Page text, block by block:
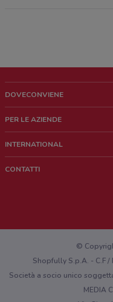
DOVECONVIENE
Chi siamo
Lavora con noi
PER LE AZIENDE
Richieste commerciali e
INTERNATIONAL
CONTATTI
Hai un malfunzionamento sul
©
Shopfully S.p.A. - C.F /
Società a socio unico
MEDIA